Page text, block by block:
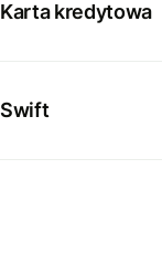
Karta kredytowa
Swift